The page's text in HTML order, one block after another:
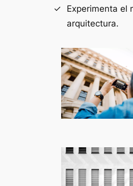
Experimenta el
arquitectura.